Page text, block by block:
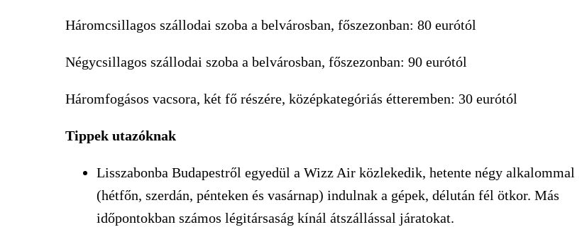
Háromcsillagos szállodai szoba a belvárosban, főszezonban: 80 eurótól
Négycsillagos szállodai szoba a belvárosban, főszezonban: 90 eurótól
Háromfogásos vacsora, két fő részére, középkategóriás étteremben: 30 eurótól
Tippek utazóknak
Lisszabonba Budapestről egyedül a Wizz Air közlekedik, hetente négy alkalommal
(hétfőn, szerdán, pénteken és vasárnap) indulnak a gépek, délután fél ötkor. Más
időpontokban számos légitársaság kínál átszállással járatokat.